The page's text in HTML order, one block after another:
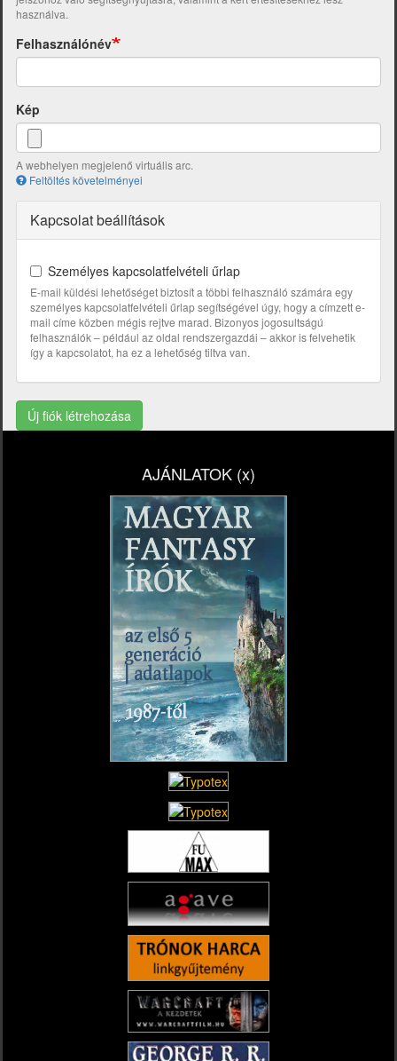
használva.
Felhasználónév
Kép
A webhelyen megjelenő virtuális arc.
Feltöltés követelményei
Kapcsolat beállítások
Személyes kapcsolatfelvételi űrlap
E-mail küldési lehetőséget biztosít a többi felhasználó számára egy
személyes kapcsolatfelvételi űrlap segítségével úgy, hogy a címzett e-
mail címe közben mégis rejtve marad. Bizonyos jogosultságú
felhasználók – például az oldal rendszergazdái – akkor is felvehetik
így a kapcsolatot, ha ez a lehetőség tiltva van.
Új fiók létrehozása
AJÁNLATOK (x)